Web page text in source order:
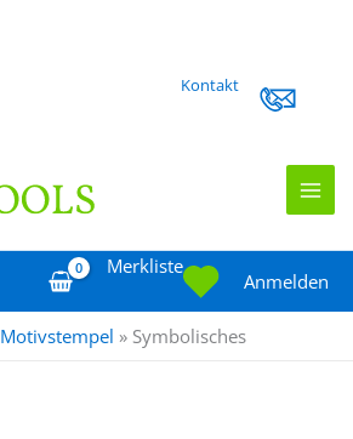
Kontakt
Merkliste
Anmelden
Motivstempel Symbolisches